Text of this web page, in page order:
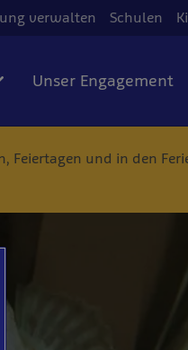
verwalten Schulen
Unser Engagement
Feiertagen und in den